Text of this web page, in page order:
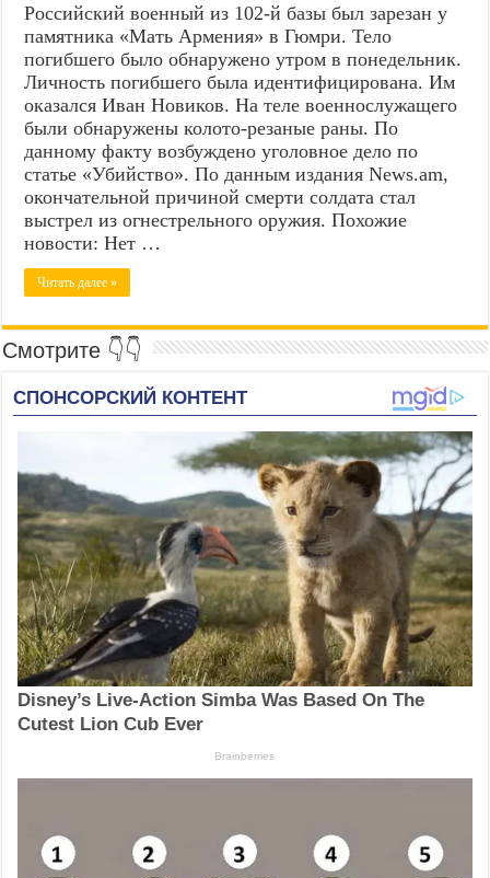
Российский военный из 102-й базы был зарезан у
памятника «Мать Армения» в Гюмри. Тело
погибшего было обнаружено утром в понедельник.
Личность погибшего была идентифицирована. Им
оказался Иван Новиков. На теле военнослужащего
были обнаружены колото-резаные раны. По
данному факту возбуждено уголовное дело по
статье «Убийство». По данным издания News.am,
окончательной причиной смерти солдата стал
выстрел из огнестрельного оружия. Похожие
новости: Нет …
Читать далее »
Смотрите 👇👇